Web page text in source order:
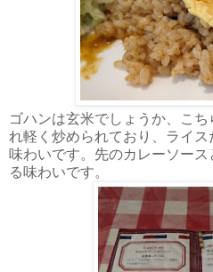
ゴハンは玄米でしょうか、こ
れ軽く炒められており、ライ
味わいです。先のカレーソー
る味わいです。